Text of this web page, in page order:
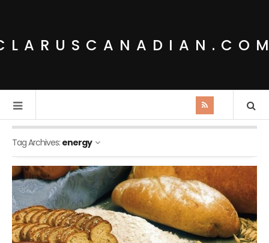
Tag Archives: energy